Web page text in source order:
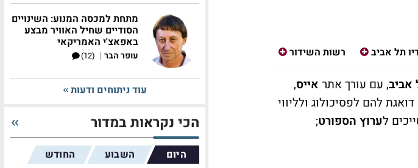
תל אביב רשות השידור
אביב, עם עורך אתר אייס,
להם לפסיכולוג ולליווי
לערוץ הספורט;
מתחת למכסה המנוע: השינויים
הסודיים שחיל האוויר מבצע
באפאצ'י האמריקאי
עופר הבר |
(12)
עוד ניתוחים ודעות
הכי נקראות במדור
היום השבוע החודש